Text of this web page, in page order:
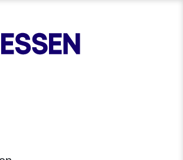
Landesregierung